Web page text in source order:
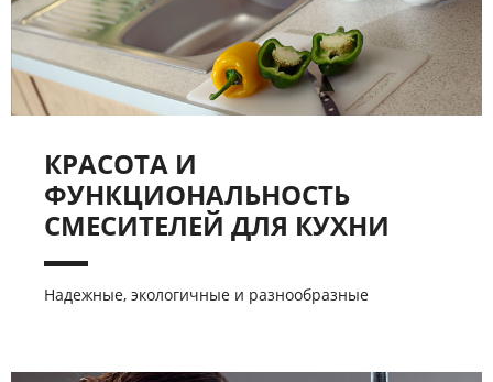
КРАСОТА И
ФУНКЦИОНАЛЬНОСТЬ
СМЕСИТЕЛЕЙ ДЛЯ КУХНИ
Надежные, экологичные и разнообразные